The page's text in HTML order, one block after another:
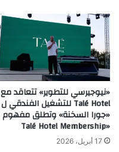
«نيوجيرسي للتطوير» تتعاقد مع
Talé Hotel للتشغيل الفندقي ل
«جورا السخنة» وتطلق مفهوم
«Talé Hotel Membership
17 أبريل، 2026